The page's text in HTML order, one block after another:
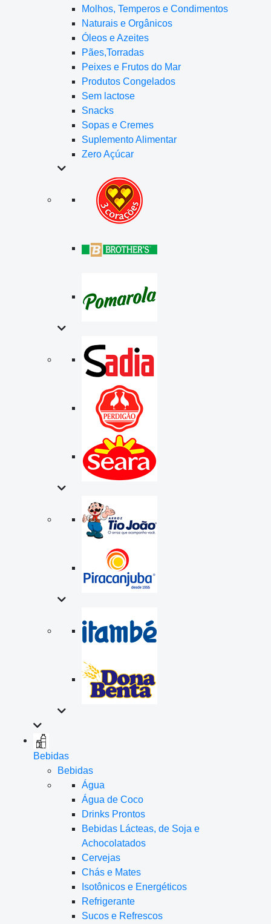
Molhos, Temperos e Condimentos
Naturais e Orgânicos
Óleos e Azeites
Pães,Torradas
Peixes e Frutos do Mar
Produtos Congelados
Sem lactose
Snacks
Sopas e Cremes
Suplemento Alimentar
Zero Açúcar
Bebidas
Bebidas
Água
Água de Coco
Drinks Prontos
Bebidas Lácteas, de Soja e
Achocolatados
Cervejas
Chás e Mates
Isotônicos e Energéticos
Refrigerante
Sucos e Refrescos